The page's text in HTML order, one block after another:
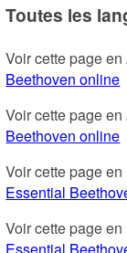
Toutes les
Voir cette page
Beethoven online
Voir cette page
Beethoven online
Voir cette page
Essential
Voir cette page
Essential